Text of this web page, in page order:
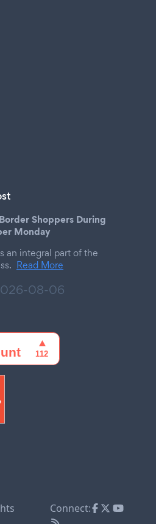
Shoppers During
Monday
an integral part of the
Read More
08-06
Connect: